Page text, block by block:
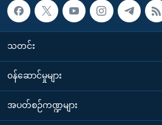
သတင်း
၀န်ဆောင်မှုများ
အပတ်စဉ်ကဏ္ဍများ